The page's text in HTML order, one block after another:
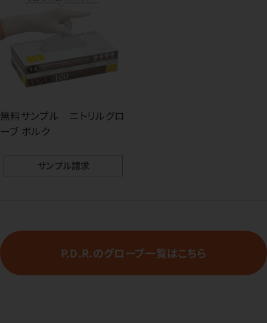
無料サンプル ニトリルグロ
ーブ ボルク
サンプル請求
P.D.R.のグローブ一覧はこちら